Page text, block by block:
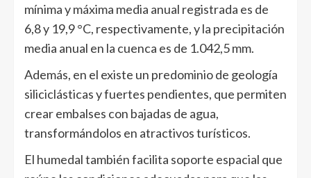
mínima y máxima media anual registrada es de
6,8 y 19,9 °C, respectivamente, y la precipitación
media anual en la cuenca es de 1.042,5 mm.
Además, en el existe un predominio de geología
siliciclásticas y fuertes pendientes, que permiten
crear embalses con bajadas de agua,
transformándolos en atractivos turísticos.
El humedal también facilita soporte espacial que